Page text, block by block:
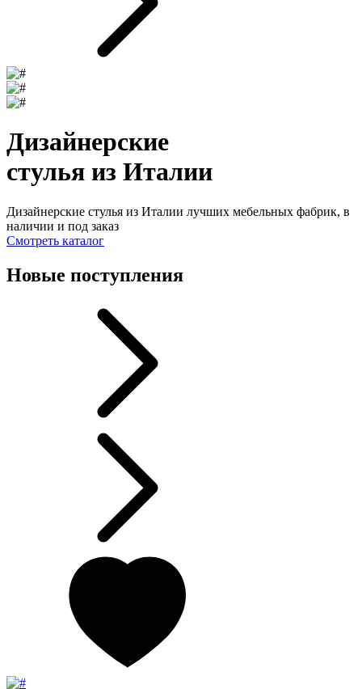
Дизайнерские
стулья из Италии
Дизайнерские стулья из Италии лучших мебельных фабрик, в
наличии и под заказ
Смотреть каталог
Новые поступления